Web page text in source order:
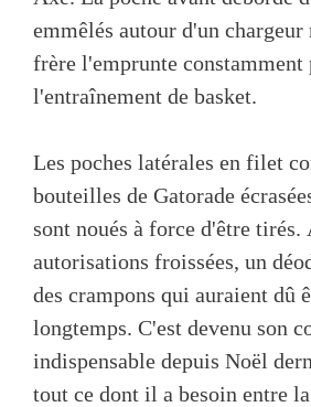
emmêlés autour d'un chargeur
frère l'emprunte constamment
l'entraînement de basket.
Les poches latérales en filet
bouteilles de Gatorade
sont noués à force d'être
autorisations froissées, un
des crampons qui auraient dû
longtemps. C'est devenu son
indispensable depuis Noël
tout ce dont il a besoin entre